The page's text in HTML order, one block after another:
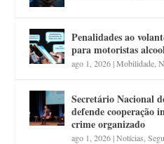
Penalidades ao
para motoristas
ago 1, 2026|Mobilidade ,
Secretário Nacional
defende cooperação
crime organizado
ago 1, 2026|Notícias ,